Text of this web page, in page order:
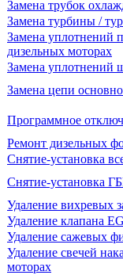
Замена трубок
Замена турбины /
Замена уплотнений
дизельных моторах
Замена уплотнений
Замена цепи
Программное
Ремонт дизельных
Снятие-установка
Снятие-установка
Удаление вихревых
Удаление клапана
Удаление сажевых
Удаление свечей
моторах